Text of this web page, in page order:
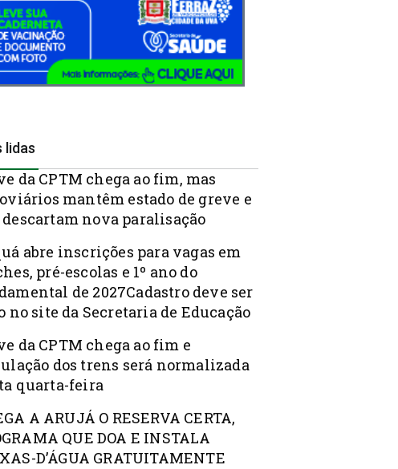
lidas
da CPTM chega ao fim, mas
mantêm estado de greve e
descartam nova paralisação
abre inscrições para vagas em
pré-escolas e 1º ano do
de 2027Cadastro deve ser
no site da Secretaria de Educação
da CPTM chega ao fim e
dos trens será normalizada
quarta-feira
A ARUJÁ O RESERVA CERTA,
QUE DOA E INSTALA
D’ÁGUA GRATUITAMENTE